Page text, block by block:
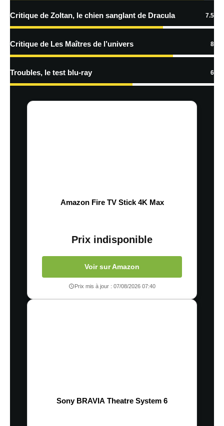
Critique de Zoltan, le chien sanglant de Dracula 7.5
Critique de Les Maîtres de l’univers 8
Troubles, le test blu-ray 6
Amazon Fire TV Stick 4K Max
Prix indisponible
Voir sur Amazon
Prix mis à jour : 07/08/2026 07:40
Sony BRAVIA Theatre System 6